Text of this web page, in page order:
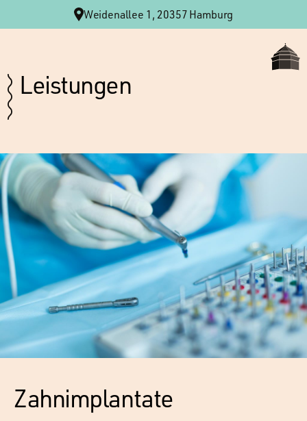
Weidenallee 1, 20357 Hamburg
Leistungen
Zahnimplantate